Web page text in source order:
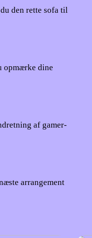
den rette sofa til
opmærke dine
af gamer-
arrangement